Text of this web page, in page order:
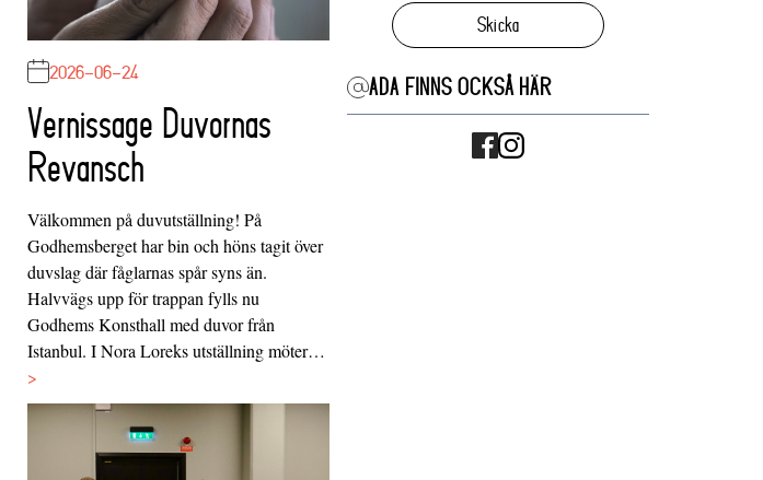
2026-06-24
Vernissage Duvornas
Revansch
Välkommen på duvutställning! På
Godhemsberget har bin och höns tagit över
duvslag där fåglarnas spår syns än.
Halvvägs upp för trappan fylls nu
Godhems Konsthall med duvor från
Istanbul. I Nora Loreks utställning möter…
>
Skicka
ADA FINNS OCKSÅ HÄR